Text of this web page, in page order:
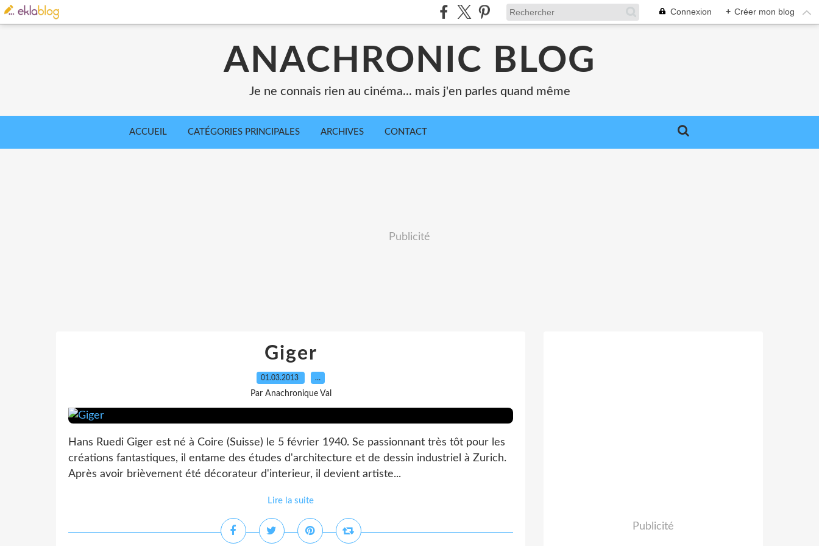
Connexion + Créer mon blog
ANACHRONIC BLOG
Je ne connais rien au cinéma... mais j'en parles quand même
ACCUEIL CATÉGORIES PRINCIPALES ARCHIVES CONTACT
Publicité
Giger
01.03.2013 …
Par Anachronique Val
Hans Ruedi Giger est né à Coire (Suisse) le 5 février 1940. Se passionnant très tôt pour les
créations fantastiques, il entame des études d'architecture et de dessin industriel à Zurich.
Après avoir brièvement été décorateur d'interieur, il devient artiste...
Lire la suite
Publicité